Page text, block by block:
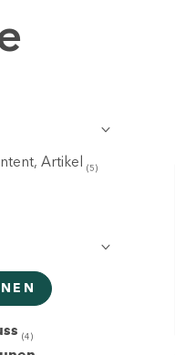
Artikel (5)
(4)